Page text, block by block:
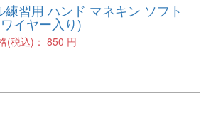
練習用 ハンド マネキン ソフト
イヤー入り)
(税込)： 850 円